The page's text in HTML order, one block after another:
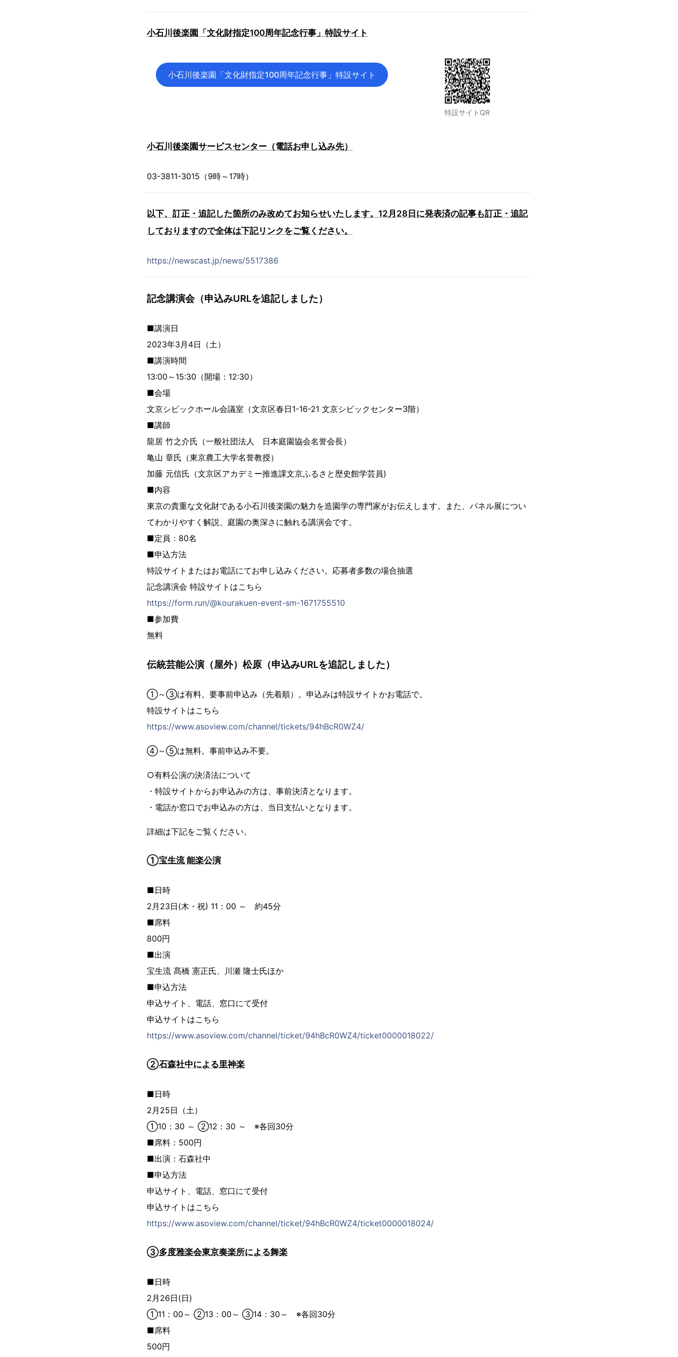
小石川後楽園「文化財指定100周年記念行事」特設サイト
小石川後楽園「文化財指定100周年記念行事」特設サイト
特設サイトQR
小石川後楽園サービスセンター（電話お申し込み先）
03-3811-3015（9時～17時）
以下、訂正・追記した箇所のみ改めてお知らせいたします。12月28日に発表済の記事も訂正・追記
しておりますので全体は下記リンクをご覧ください。
https://newscast.jp/news/5517386
記念講演会（申込みURLを追記しました）
■講演日
2023年3月4日（土）
■講演時間
13:00～15:30（開場：12:30）
■会場
文京シビックホール会議室（文京区春日1-16-21 文京シビックセンター3階）
■講師
龍居 竹之介氏（一般社団法人 日本庭園協会名誉会長）
亀山 章氏（東京農工大学名誉教授）
加藤 元信氏（文京区アカデミー推進課文京ふるさと歴史館学芸員)
■内容
東京の貴重な文化財である小石川後楽園の魅力を造園学の専門家がお伝えします。また、パネル展につい
てわかりやすく解説、庭園の奥深さに触れる講演会です。
■定員：80名
■申込方法
特設サイトまたはお電話にてお申し込みください。応募者多数の場合抽選
記念講演会 特設サイトはこちら
https://form.run/@kourakuen-event-sm-1671755510
■参加費
無料
伝統芸能公演（屋外）松原（申込みURLを追記しました）
①～③は有料。要事前申込み（先着順）。申込みは特設サイトかお電話で。
特設サイトはこちら
https://www.asoview.com/channel/tickets/94hBcR0WZ4/
④～⑤は無料。事前申込み不要。
○有料公演の決済法について
・特設サイトからお申込みの方は、事前決済となります。
・電話か窓口でお申込みの方は、当日支払いとなります。
詳細は下記をご覧ください。
①宝生流 能楽公演
■日時
2月23日(木・祝) 11：00 ～ 約45分
■席料
800円
■出演
宝生流 髙橋 憲正氏、川瀬 隆士氏ほか
■申込方法
申込サイト、電話、窓口にて受付
申込サイトはこちら
https://www.asoview.com/channel/ticket/94hBcR0WZ4/ticket0000018022/
②石森社中による里神楽
■日時
2月25日（土）
①10：30 ～ ②12：30 ～ ※各回30分
■席料：500円
■出演：石森社中
■申込方法
申込サイト、電話、窓口にて受付
申込サイトはこちら
https://www.asoview.com/channel/ticket/94hBcR0WZ4/ticket0000018024/
③多度雅楽会東京奏楽所による舞楽
■日時
2月26日(日)
①11：00～ ②13：00～ ③14：30～ ※各回30分
■席料
500円